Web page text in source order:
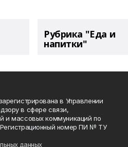
Рубрика "Еда и
напитки"
в Управлении
в сфере связи,
и массовых коммуникаций по
номер ПИ № ТУ
данных